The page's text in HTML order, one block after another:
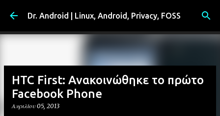
Μετάβαση στο κύριο περιεχόμενο
Dr. Android | Linux, Android, Privacy, FOSS
HTC First: Ανακοινώθηκε το πρώτο
Facebook Phone
Απριλίου 05, 2013